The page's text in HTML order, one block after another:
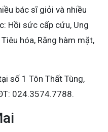
bác sĩ giỏi và nhiều
Hồi sức cấp cứu, Ung
hóa, Răng hàm mặt,
số 1 Tôn Thất Tùng,
024.3574.7788.